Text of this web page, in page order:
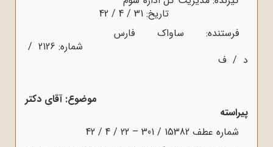
تاریخ: 31 / 4 / 42
فرستنده: ساواک فارس
شماره: 2126 /
د / ف
موضوع: آقای دکتر
پیراسته
شماره عطف 15382 / 301 – 22 / 4 / 42